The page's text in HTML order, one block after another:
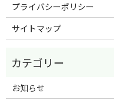
プライバシーポリシー
サイトマップ
お知らせ